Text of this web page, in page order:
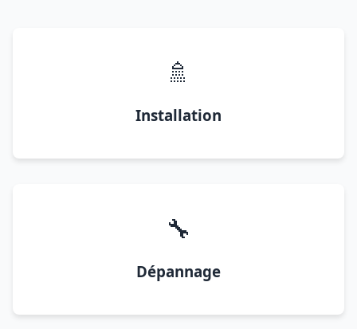
🚿
Installation
🔧
Dépannage